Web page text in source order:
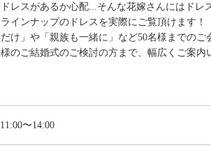
レスがあるか心配...そんな花嫁さんにはドレ
インナップのドレスを実際にご覧頂けます！
だけ」や「親族も一緒に」など50名様までの
のご結婚式のご検討の方まで、幅広くご案内
11:00〜14:00